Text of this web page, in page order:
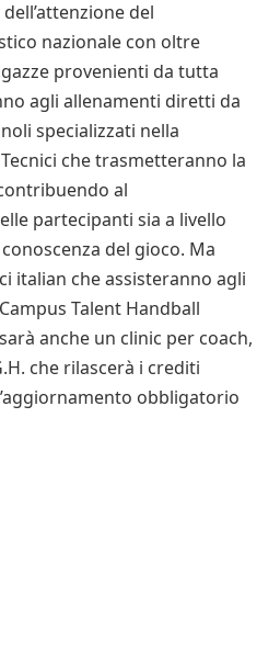
del
nazionale con oltre
provenienti da tutta
agli allenamenti diretti da
specializzati nella
che trasmetteranno la
al
partecipanti sia a livello
del gioco. Ma
italian che assisteranno agli
Talent Handball
anche un clinic per coach,
che rilascerà i crediti
obbligatorio